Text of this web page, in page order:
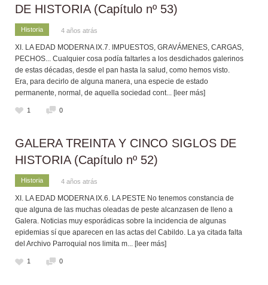
DE HISTORIA (Capítulo nº 53)
Historia 4 años atrás
XI. LA EDAD MODERNA IX.7. IMPUESTOS, GRAVÁMENES, CARGAS,
PECHOS... Cualquier cosa podía faltarles a los desdichados galerinos
de estas décadas, desde el pan hasta la salud, como hemos visto.
Era, para decirlo de alguna manera, una especie de estado
permanente, normal, de aquella sociedad cont... [leer más]
1 0
GALERA TREINTA Y CINCO SIGLOS DE
HISTORIA (Capítulo nº 52)
Historia 4 años atrás
XI. LA EDAD MODERNA IX.6. LA PESTE No tenemos constancia de
que alguna de las muchas oleadas de peste alcanzasen de lleno a
Galera. Noticias muy esporádicas sobre la incidencia de algunas
epidemias sí que aparecen en las actas del Cabildo. La ya citada falta
del Archivo Parroquial nos limita m... [leer más]
1 0